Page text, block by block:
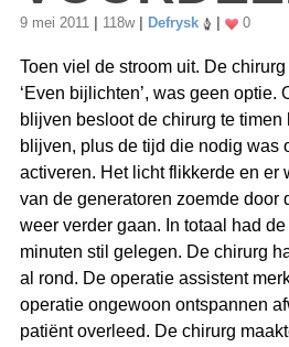
9 mei 2011 118w Defrysk 0
Toen viel de stroom uit. De
‘Even bijlichten’, was geen optie.
blijven besloot de chirurg te
blijven, plus de tijd die nodig was
activeren. Het licht flikkerde en er
van de generatoren zoemde door
weer verder gaan. In totaal had
minuten stil gelegen. De chirurg
al rond. De operatie assistent
operatie ongewoon ontspannen
patiënt overleed. De chirurg